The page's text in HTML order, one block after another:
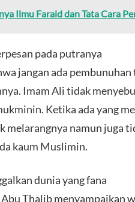
Ilmu Faraid dan Tata Cara
pada putranya
jangan ada
Imam Ali tidak
Ketika ada yang
melarangnya namun juga
kaum Muslimin.
dunia yang fana
Thalib menyampaikan